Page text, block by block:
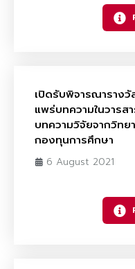
เปิดรับพิจารณาราง
แพร่บทความในวารส
บทความวิจัยจากวิทย
กองทุนการศึกษา
6 August 2021